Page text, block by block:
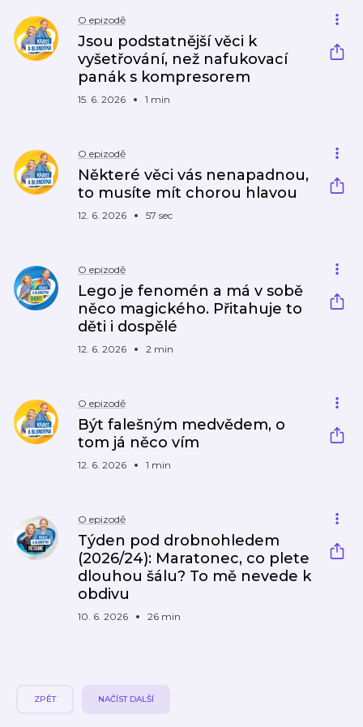
O epizodě
Jsou podstatnější věci k
vyšetřování, než nafukovací
panák s kompresorem
15. 6. 2026 1 min
O epizodě
Některé věci vás nenapadnou,
to musíte mít chorou hlavou
12. 6. 2026 57 sec
O epizodě
Lego je fenomén a má v sobě
něco magického. Přitahuje to
děti i dospělé
12. 6. 2026 2 min
O epizodě
Být falešným medvědem, o
tom já něco vím
12. 6. 2026 1 min
O epizodě
Týden pod drobnohledem
(2026/24): Maratonec, co plete
dlouhou šálu? To mě nevede k
obdivu
10. 6. 2026 26 min
ZPĚT NAČÍST DALŠÍ